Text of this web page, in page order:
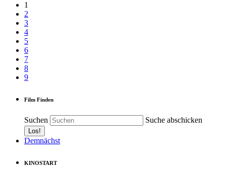
1
2
3
4
5
6
7
8
9
Film Finden
Suchen Suche abschicken
Demnächst
KINOSTART